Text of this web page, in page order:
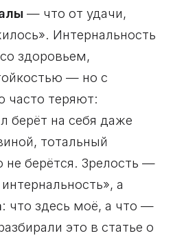
— что от удачи,
Интернальность
здоровьем,
— но с
часто теряют:
берёт на себя даже
тотальный
не берётся. Зрелость —
а
: что здесь моё, а что —
это в статье о